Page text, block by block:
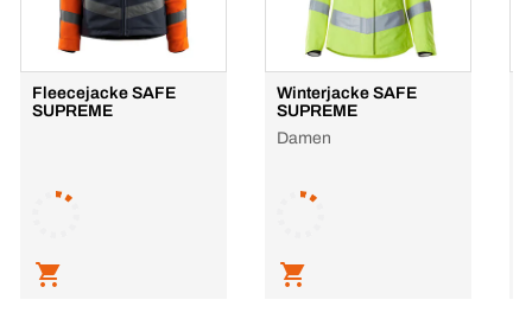
Fleecejacke SAFE
SUPREME
Winterjacke SAFE
SUPREME
Damen